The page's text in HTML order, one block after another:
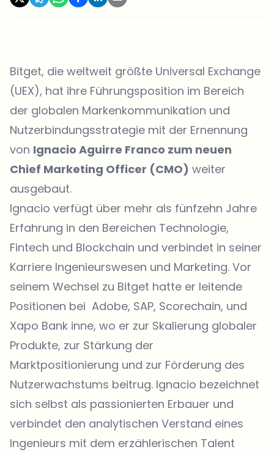
Bitget, die weltweit größte Universal Exchange
(UEX), hat ihre Führungsposition im Bereich
der globalen Markenkommunikation und
Nutzerbindungsstrategie mit der Ernennung
von Ignacio Aguirre Franco zum neuen
Chief Marketing Officer (CMO) weiter
ausgebaut.
Ignacio verfügt über mehr als fünfzehn Jahre
Erfahrung in den Bereichen Technologie,
Fintech und Blockchain und verbindet in seiner
Karriere Ingenieurswesen und Marketing. Vor
seinem Wechsel zu Bitget hatte er leitende
Positionen bei Adobe, SAP, Scorechain, und
Xapo Bank inne, wo er zur Skalierung globaler
Produkte, zur Stärkung der
Marktpositionierung und zur Förderung des
Nutzerwachstums beitrug. Ignacio bezeichnet
sich selbst als passionierten Erbauer und
verbindet den analytischen Verstand eines
Ingenieurs mit dem erzählerischen Talent